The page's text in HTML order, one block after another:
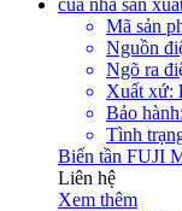
Mã sản
Nguồn
Ngõ ra
Xuất xứ:
Bảo hành:
Tình
Biến tần FUJI
Liên hệ
Xem thêm